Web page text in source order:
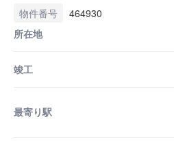
物件番号
464930
所在地
竣工
最寄り駅